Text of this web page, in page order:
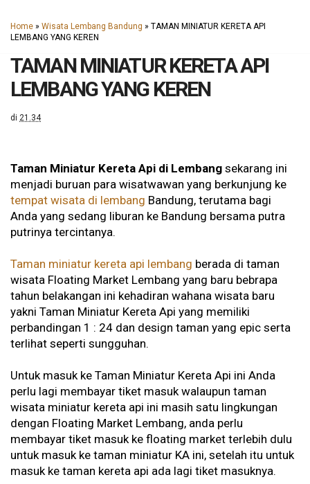
Home » Wisata Lembang Bandung » TAMAN MINIATUR KERETA API
LEMBANG YANG KEREN
TAMAN MINIATUR KERETA API
LEMBANG YANG KEREN
di 21.34
Taman Miniatur Kereta Api di Lembang sekarang ini
menjadi buruan para wisatwawan yang berkunjung ke
tempat wisata di lembang Bandung, terutama bagi
Anda yang sedang liburan ke Bandung bersama putra
putrinya tercintanya.
Taman miniatur kereta api lembang berada di taman
wisata Floating Market Lembang yang baru bebrapa
tahun belakangan ini kehadiran wahana wisata baru
yakni Taman Miniatur Kereta Api yang memiliki
perbandingan 1 : 24 dan design taman yang epic serta
terlihat seperti sungguhan.
Untuk masuk ke Taman Miniatur Kereta Api ini Anda
perlu lagi membayar tiket masuk walaupun taman
wisata miniatur kereta api ini masih satu lingkungan
dengan Floating Market Lembang, anda perlu
membayar tiket masuk ke floating market terlebih dulu
untuk masuk ke taman miniatur KA ini, setelah itu untuk
masuk ke taman kereta api ada lagi tiket masuknya.